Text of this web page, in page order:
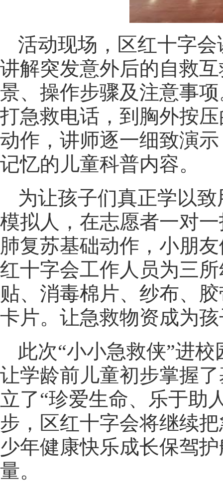
活动现场，区红十字
讲解突发意外后的自救
景、操作步骤及注意事
打急救电话，到胸外按
动作，讲师逐一细致演
记忆的儿童科普内容。
为让孩子们真正学以
模拟人，在志愿者一对
肺复苏基础动作，小朋
红十字会工作人员为三
贴、消毒棉片、纱布、
卡片。让急救物资成为
此次“小小急救侠”进
让学龄前儿童初步掌握
立了“珍爱生命、乐于助
步，区红十字会将继续
少年健康快乐成长保驾
量。